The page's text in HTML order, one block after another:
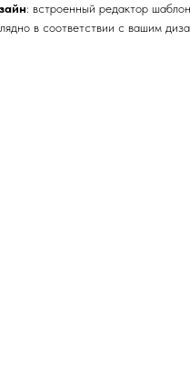
: встроенный редактор
в соответствии с вашим